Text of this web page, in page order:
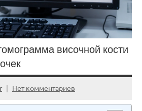
височной кости
Нет комментариев